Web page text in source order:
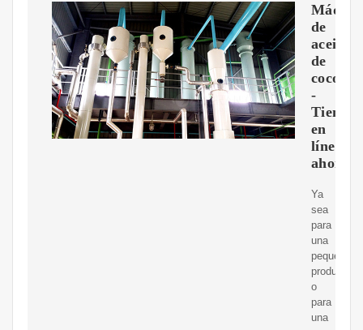
de
aceite
de
coco
-
Tienda
en
línea
ahora
Ya
sea
para
una
pequeña
producción
o
para
una